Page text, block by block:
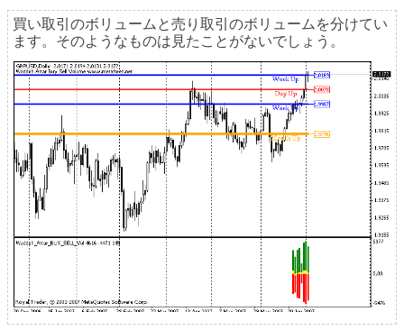
買い取引のボリュームと売り取引のボリュームを分けてい
ます。そのようなものは見たことがないでしょう。